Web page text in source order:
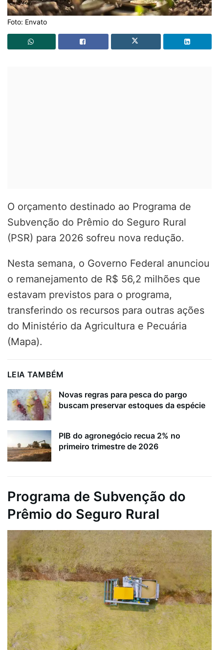
Foto: Envato
O orçamento destinado ao Programa de
Subvenção do Prêmio do Seguro Rural
(PSR) para 2026 sofreu nova redução.
Nesta semana, o Governo Federal anunciou
o remanejamento de R$ 56,2 milhões que
estavam previstos para o programa,
transferindo os recursos para outras ações
do Ministério da Agricultura e Pecuária
(Mapa).
LEIA TAMBÉM
Novas regras para pesca do pargo
buscam preservar estoques da espécie
PIB do agronegócio recua 2% no
primeiro trimestre de 2026
Programa de Subvenção do
Prêmio do Seguro Rural